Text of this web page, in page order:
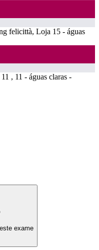
felicittà, Loja 15 - águas
, 11 - águas claras -
exame